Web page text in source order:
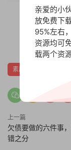
素质技能
上一篇
欠债要做的六件事
错之分
亲爱的小
放免费下
95%左右
资源均可
载两个资源